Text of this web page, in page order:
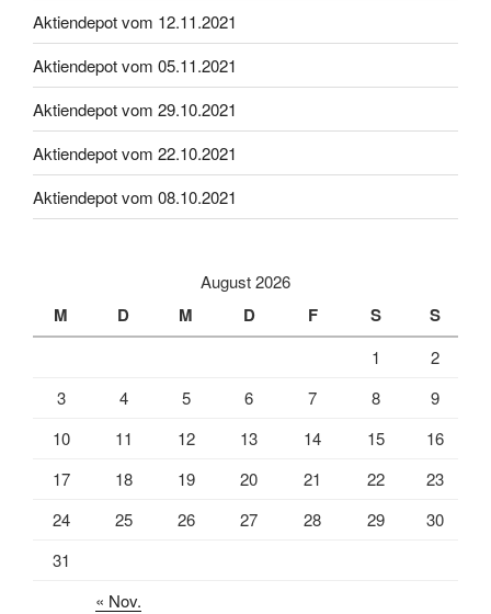
Aktiendepot vom 12.11.2021
Aktiendepot vom 05.11.2021
Aktiendepot vom 29.10.2021
Aktiendepot vom 22.10.2021
Aktiendepot vom 08.10.2021
August 2026
M D M D F S S
1
2
3
4 5 6 7 8
9
10
11 12 13 14 15
16
17
18 19 20 21 22
23
24
25 26 27 28 29
30
31
« Nov.